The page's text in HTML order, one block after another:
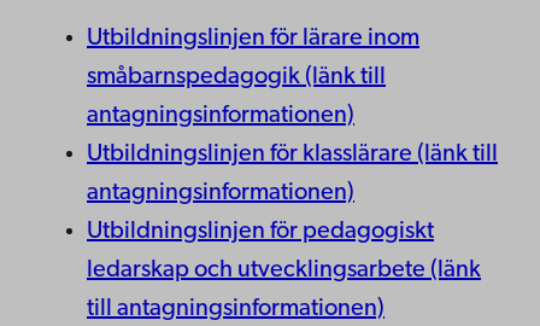
Utbildningslinjen för lärare inom
småbarnspedagogik (länk till
antagningsinformationen)
Utbildningslinjen för klasslärare (länk till
antagningsinformationen)
Utbildningslinjen för pedagogiskt
ledarskap och utvecklingsarbete (länk
till antagningsinformationen)